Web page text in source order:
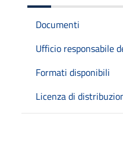
Documenti
Ufficio responsabile
Formati disponibili
Licenza di